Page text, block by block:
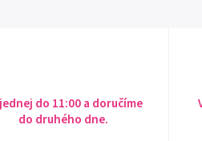
do 11:00 a doručíme
do druhého dne.